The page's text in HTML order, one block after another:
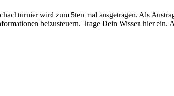
wird zum 5ten mal ausgetragen. Als
beizusteuern. Trage Dein Wissen hier ein.